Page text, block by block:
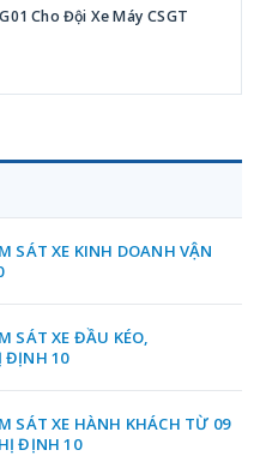
Cho Đội Xe Máy CSGT
SÁT XE KINH DOANH VẬN
SÁT XE ĐẦU KÉO,
ĐỊNH 10
SÁT XE HÀNH KHÁCH TỪ 09
ĐỊNH 10